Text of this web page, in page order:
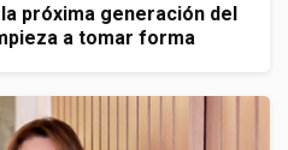
próxima generación del
a tomar forma